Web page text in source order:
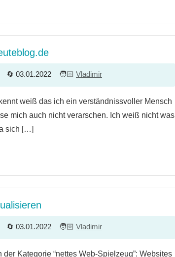
03.01.2022 Vladimir
weiß das ich ein verständnissvoller Mensch
mich auch nicht verarschen. Ich weiß nicht was
sich […]
03.01.2022 Vladimir
Kategorie “nettes Web-Spielzeug”: Websites